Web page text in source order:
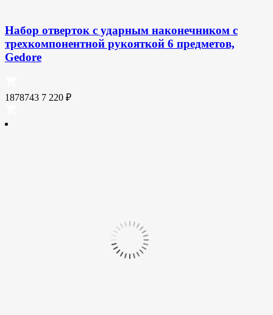
Набор отверток с ударным наконечником с
трехкомпонентной рукояткой 6 предметов,
Gedore
1878743 7 220 ₽